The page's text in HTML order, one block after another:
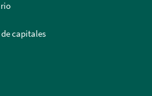
capitales